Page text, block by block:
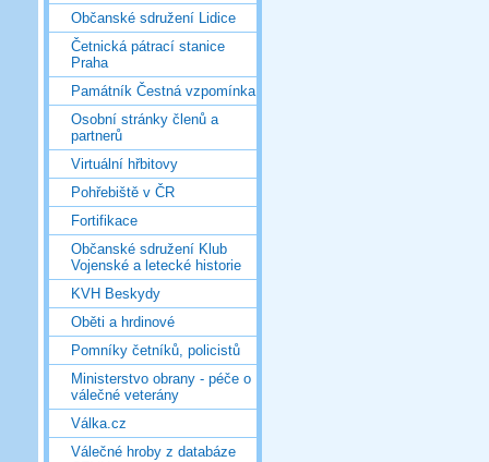
Občanské sdružení Lidice
Četnická pátrací stanice
Praha
Památník Čestná vzpomínka
Osobní stránky členů a
partnerů
Virtuální hřbitovy
Pohřebiště v ČR
Fortifikace
Občanské sdružení Klub
Vojenské a letecké historie
KVH Beskydy
Oběti a hrdinové
Pomníky četníků, policistů
Ministerstvo obrany - péče o
válečné veterány
Válka.cz
Válečné hroby z databáze